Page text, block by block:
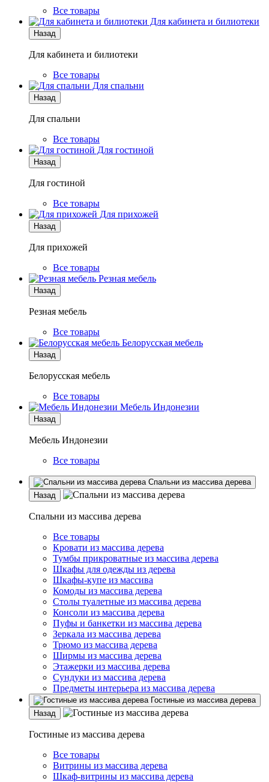
Все товары
Для кабинета и билиотеки
Назад
Для кабинета и билиотеки
Все товары
Для спальни
Назад
Для спальни
Все товары
Для гостиной
Назад
Для гостиной
Все товары
Для прихожей
Назад
Для прихожей
Все товары
Резная мебель
Назад
Резная мебель
Все товары
Белорусская мебель
Назад
Белорусская мебель
Все товары
Мебель Индонезии
Назад
Мебель Индонезии
Все товары
Спальни из массива дерева
Назад
Спальни из массива дерева
Все товары
Кровати из массива дерева
Тумбы прикроватные из массива дерева
Шкафы для одежды из дерева
Шкафы-купе из массива
Комоды из массива дерева
Столы туалетные из массива дерева
Консоли из массива дерева
Пуфы и банкетки из массива дерева
Зеркала из массива дерева
Трюмо из массива дерева
Ширмы из массива дерева
Этажерки из массива дерева
Сундуки из массива дерева
Предметы интерьера из массива дерева
Гостиные из массива дерева
Назад
Гостиные из массива дерева
Все товары
Витрины из массива дерева
Шкаф-витрины из массива дерева